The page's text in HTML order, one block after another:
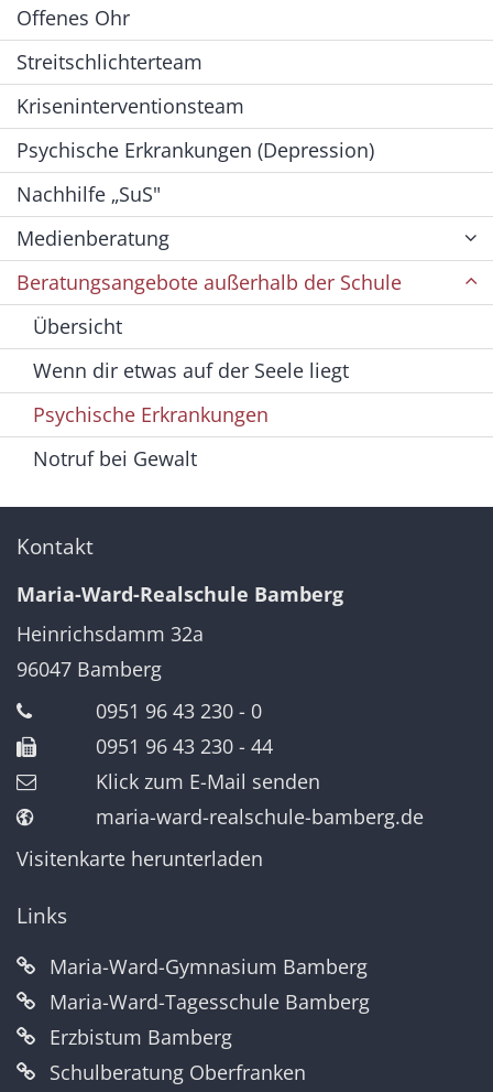
Offenes Ohr
Streitschlichterteam
Kriseninterventionsteam
Psychische Erkrankungen (Depression)
Nachhilfe „SuS"
Medienberatung
Beratungsangebote außerhalb der Schule
Übersicht
Wenn dir etwas auf der Seele liegt
Psychische Erkrankungen
Notruf bei Gewalt
Kontakt
Maria-Ward-Realschule Bamberg
Heinrichsdamm 32a
96047 Bamberg
0951 96 43 230 - 0
0951 96 43 230 - 44
Klick zum E-Mail senden
maria-ward-realschule-bamberg.de
Visitenkarte herunterladen
Links
Maria-Ward-Gymnasium Bamberg
Maria-Ward-Tagesschule Bamberg
Erzbistum Bamberg
Schulberatung Oberfranken